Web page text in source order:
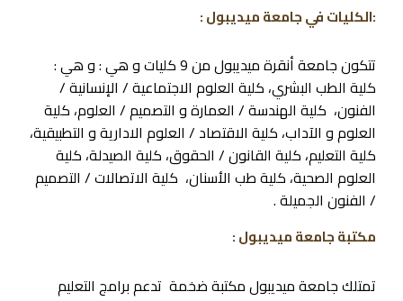
:الكليات في جامعة ميديبول :
تتكون جامعة أنقرة ميديبول من 9 كليات و هي : و هي :
كلية الطب البشري، كلية العلوم الاجتماعية / الإنسانية /
الفنون، كلية الهندسة / العمارة و التصميم / العلوم، كلية
العلوم و الآداب، كلية الاقتصاد / العلوم الادارية و التطبيقية،
كلية التعليم، كلية القانون / الحقوق، كلية الصيدلة، كلية
العلوم الصحية، كلية طب الأسنان، كلية الاتصالات / التصميم
/ الفنون الجميلة .
مكتبة جامعة ميديبول :
تمتلك جامعة ميديبول مكتبة ضخمة تدعم برامج التعليم